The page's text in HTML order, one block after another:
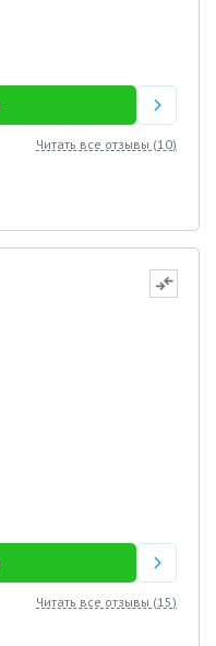
Читать все отзывы (10)
Читать все отзывы (15)